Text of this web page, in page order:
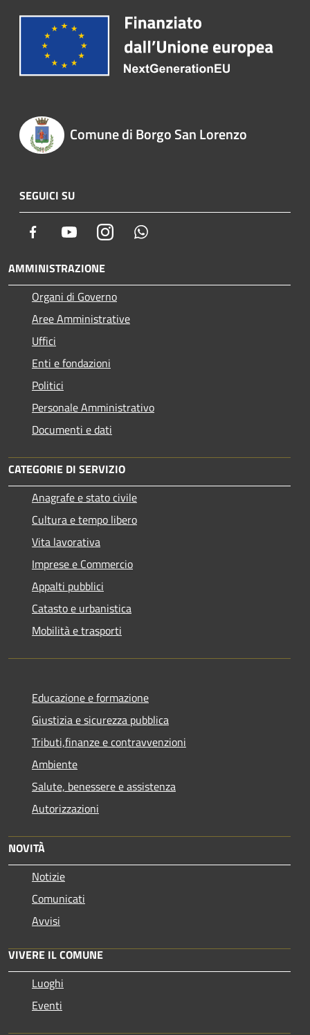
Comune di Borgo San Lorenzo
SEGUICI SU
Facebook YoutubeInstagram
AMMINISTRAZIONE
Organi di Governo
Aree Amministrative
Uffici
Enti e fondazioni
Politici
Personale Amministrativo
Documenti e dati
CATEGORIE DI SERVIZIO
Anagrafe e stato civile
Cultura e tempo libero
Vita lavorativa
Imprese e Commercio
Appalti pubblici
Catasto e urbanistica
Mobilità e trasporti
Educazione e formazione
Giustizia e sicurezza pubblica
Tributi,finanze e contravvenzioni
Ambiente
Salute, benessere e assistenza
Autorizzazioni
NOVITÀ
Notizie
Comunicati
Avvisi
VIVERE IL COMUNE
Luoghi
Eventi